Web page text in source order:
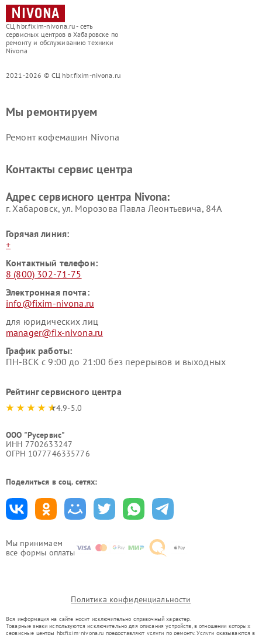
СЦ hbr.fixim-nivona.ru - сеть
сервисных центров в Хабаровске по
ремонту и обслуживанию техники
Nivona
2021-2026 © СЦ hbr.fixim-nivona.ru
Мы принимаем
все формы оплаты
Мы ремонтируем
Ремонт кофемашин Nivona
Контакты сервис центра
Адрес сервисного центра Nivona:
г. Хабаровск, ул. Морозова Павла Леонтьевича, 84А
Горячая линия:
+
Контактный телефон:
8 (800) 302-71-75
Электронная почта:
info@fixim-nivona.ru
для юридических лиц
manager@fix-nivona.ru
График работы:
ПН-ВСК с 9:00 до 21:00 без перерывов и выходных
Рейтинг сервисного центра
4.9-5.0
ООО "Русервис"
ИНН 7702633247
ОГРН 1077746335776
Поделиться в соц. сетях:
Политика конфиденциальности
Вся информация на сайте носит исключительно справочный характер.
Товарные знаки используются исключительно для описания устройств, в отношении которых
сервисные центры hbr.fixim-nivona.ru предоставляют услуги по ремонту. Услуги оказываются в